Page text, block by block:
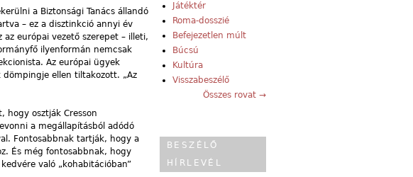
a Biztonsági Tanács állandó
– ez a disztinkció annyi év
európai vezető szerepet – illeti,
ilyenformán nemcsak
Az európai ügyek
ellen tiltakozott. „Az
hogy osztják Cresson
a megállapításból adódó
Fontosabbnak tartják, hogy a
És még fontosabbnak, hogy
való „kohabitációban”
Játéktér
Roma-dosszié
Befejezetlen múlt
Búcsú
Kultúra
Visszabeszélő
Összes rovat →
BESZÉLŐ
HÍRLEVÉL